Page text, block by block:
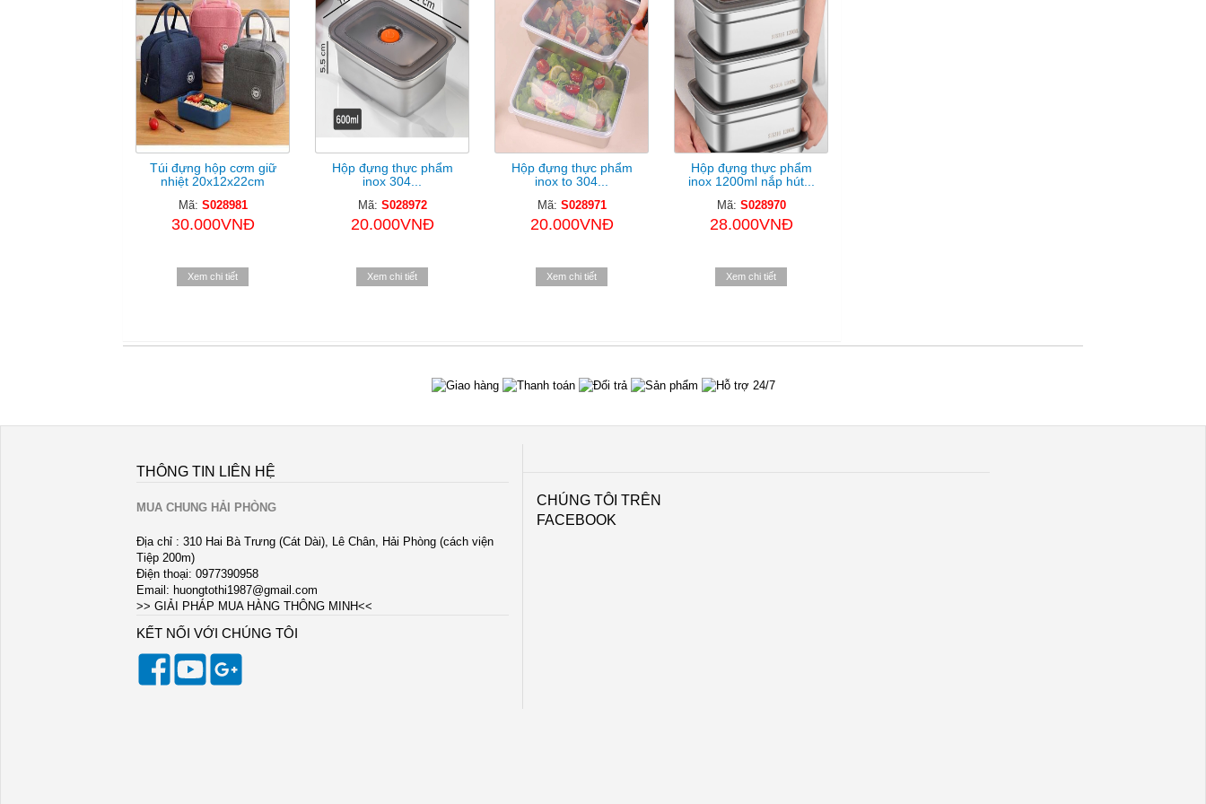
Túi đựng hộp cơm giữ
nhiệt 20x12x22cm
Mã: S028981
30.000VNĐ
Xem chi tiết
Hộp đựng thực phẩm
inox 304...
Mã: S028972
20.000VNĐ
Xem chi tiết
Hộp đựng thực phẩm
inox to 304...
Mã: S028971
20.000VNĐ
Xem chi tiết
Hộp đựng thực phẩm
inox 1200ml nắp hút...
Mã: S028970
28.000VNĐ
Xem chi tiết
THÔNG TIN LIÊN HỆ
MUA CHUNG HẢI PHÒNG
Địa chỉ : 310 Hai Bà Trưng (Cát Dài), Lê Chân, Hải Phòng (cách viện
Tiệp 200m)
Điện thoại: 0977390958
Email: huongtothi1987@gmail.com
>> GIẢI PHÁP MUA HÀNG THÔNG MINH<<
KẾT NỐI VỚI CHÚNG TÔI
CHÚNG TÔI TRÊN
FACEBOOK